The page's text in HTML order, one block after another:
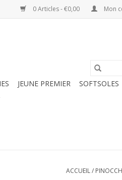
0 Articles - €0,00 Mon
JEUNE PREMIER
SOFTSOLES
ACCUEIL/